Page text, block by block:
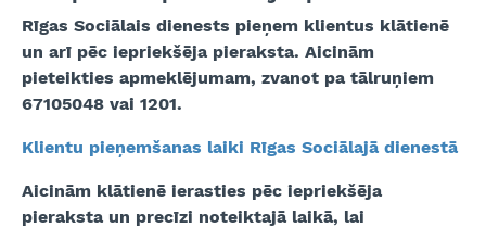
Rīgas Sociālais dienests pieņem klientus klātienē
un arī pēc iepriekšēja pieraksta. Aicinām
pieteikties apmeklējumam, zvanot pa tālruņiem
67105048 vai 1201.
Klientu pieņemšanas laiki Rīgas Sociālajā dienestā
Aicinām klātienē ierasties pēc iepriekšēja
pieraksta un precīzi noteiktajā laikā, lai